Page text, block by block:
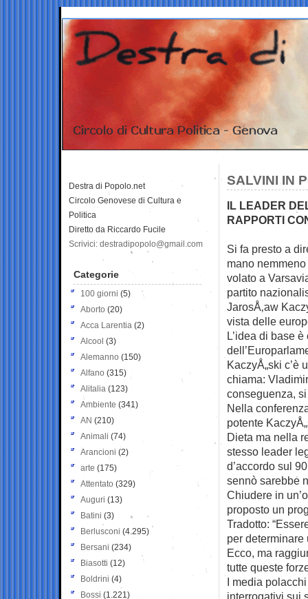
SALVINI IN
IL LEADER
RAPPORTI
Si fa presto a
mano
volato a
partito
JarosÅ‚aw
vista delle
L’idea di base
KaczyÅ„ski c’è
chiama:
conseguenza,
Nella
potente
Dieta ma nella
stesso leader
d’accordo sul
sennò sarebbe
Chiudere in
proposto un
Tradotto:
per determinare
Ecco, ma
tutte queste
I media
interrogativi sui
Destra di Popolo.net
Circolo Genovese di Cultura e
Politica
Diretto da Riccardo Fucile
Scrivici: destradipopolo@gmail.com
Categorie
100 giorni (5)
Aborto (20)
Acca Larentia (2)
Alcool (3)
Alemanno (150)
Alfano (315)
Alitalia (123)
Ambiente (341)
AN (210)
Animali (74)
Arancioni (2)
arte (175)
Attentato (329)
Auguri (13)
Batini (3)
Berlusconi (4.295)
Bersani (234)
Biasotti (12)
Boldrini (4)
Bossi (1.221)